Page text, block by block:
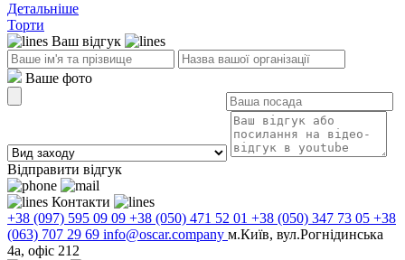
Детальніше
Торти
Ваш відгук
Ваше фото
Відправити відгук
Контакти
+38 (097) 595 09 09 +38 (050) 471 52 01 +38 (050) 347 73 05 +38
(063) 707 29 69 info@oscar.company м.Київ, вул.Рогнідинська
4а, офіс 212